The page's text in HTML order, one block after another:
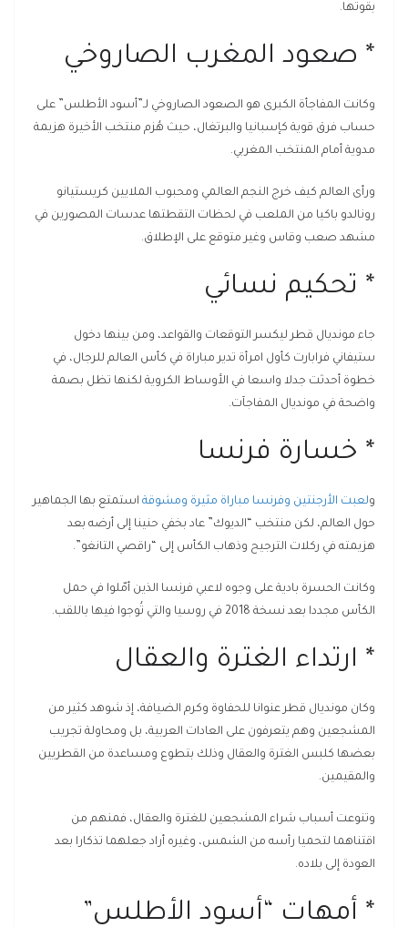
بقوتها.
* صعود المغرب الصاروخي
وكانت المفاجأة الكبرى هو الصعود الصاروخي لـ”أسود الأطلس” على
حساب فرق قوية كإسبانيا والبرتغال، حيث هُزم منتخب الأخيرة هزيمة
مدوية أمام المنتخب المغربي.
ورأى العالم كيف خرج النجم العالمي ومحبوب الملايين كريستيانو
رونالدو باكيا من الملعب في لحظات التقطتها عدسات المصورين في
مشهد صعب وقاس وغير متوقع على الإطلاق.
* تحكيم نسائي
جاء مونديال قطر ليكسر التوقعات والقواعد، ومن بينها دخول
ستيفاني فرابارت كأول امرأة تدير مباراة في كأس العالم للرجال، في
خطوة أحدثت جدلا واسعا في الأوساط الكروية لكنها تظل بصمة
واضحة في مونديال المفاجآت.
* خسارة فرنسا
ولعبت الأرجنتين وفرنسا مباراة مثيرة ومشوقة استمتع بها الجماهير
حول العالم، لكن منتخب “الديوك” عاد بخفي حنينا إلى أرضه بعد
هزيمته في ركلات الترجيح وذهاب الكأس إلى “راقصي التانغو”.
وكانت الحسرة بادية على وجوه لاعبي فرنسا الذين أمّلوا في حمل
الكأس مجددا بعد نسخة 2018 في روسيا والتي تُوجوا فيها باللقب.
* ارتداء الغترة والعقال
وكان مونديال قطر عنوانا للحفاوة وكرم الضيافة، إذ شوهد كثير من
المشجعين وهم يتعرفون على العادات العربية، بل ومحاولة تجريب
بعضها كلبس الغترة والعقال وذلك بتطوع ومساعدة من القطريين
والمقيمين.
وتنوعت أسباب شراء المشجعين للغترة والعقال، فمنهم من
اقتناهما لتحميا رأسه من الشمس، وغيره أراد جعلهما تذكارا بعد
العودة إلى بلاده.
* أمهات “أسود الأطلس”